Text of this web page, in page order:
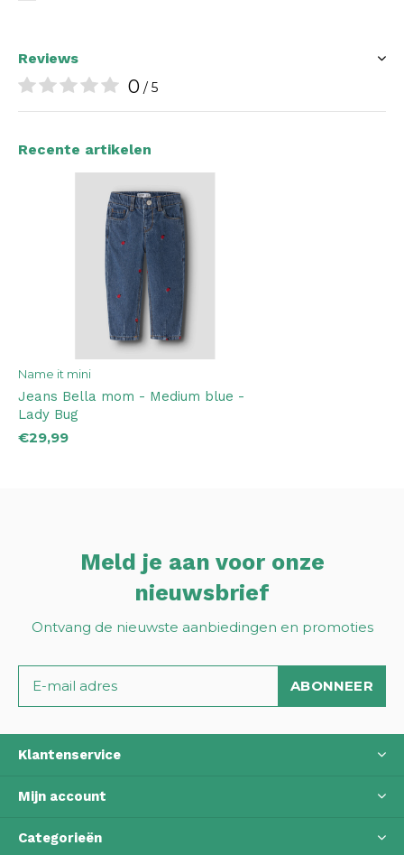
Reviews
0 / 5
Recente artikelen
Name it mini
Jeans Bella mom - Medium blue -
Lady Bug
€29,99
Meld je aan voor onze
nieuwsbrief
Ontvang de nieuwste aanbiedingen en promoties
ABONNEER
Klantenservice
Mijn account
Categorieën